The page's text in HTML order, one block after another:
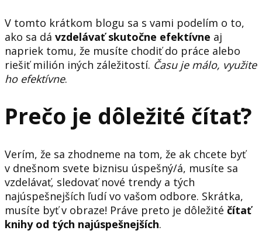
V tomto krátkom blogu sa s vami podelím o to,
ako sa dá vzdelávať skutočne efektívne aj
napriek tomu, že musíte chodiť do práce alebo
riešiť milión iných záležitostí. Času je málo, využite
ho efektívne.
Prečo je dôležité čítať?
Verím, že sa zhodneme na tom, že ak chcete byť
v dnešnom svete biznisu úspešný/á, musíte sa
vzdelávať, sledovať nové trendy a tých
najúspešnejších ľudí vo vašom odbore. Skrátka,
musíte byť v obraze! Práve preto je dôležité čítať
knihy od tých najúspešnejších.